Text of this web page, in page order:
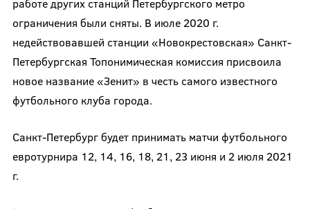
работе других станций Петербургского метро
ограничения были сняты. В июле 2020 г.
недействовавшей станции «Новокрестовская» Санкт-
Петербургская Топонимическая комиссия присвоила
новое название «Зенит» в честь самого известного
футбольного клуба города.
Санкт-Петербург будет принимать матчи футбольного
евротурнира 12, 14, 16, 18, 21, 23 июня и 2 июля 2021
г.